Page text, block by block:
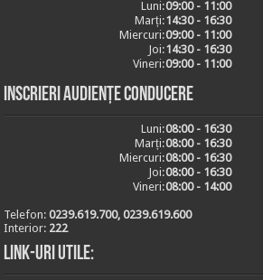
Luni:09:00 - 11:00
Marți:14:30 - 16:30
Miercuri:09:00 - 11:00
Joi:14:30 - 16:30
Vineri:09:00 - 11:00
Inscrieri audiențe conducere
Luni:08:00 - 16:30
Marți:08:00 - 16:30
Miercuri:08:00 - 16:30
Joi:08:00 - 16:30
Vineri:08:00 - 14:00
Telefon:0239.619.700, 0239.619.600
Interior: 222
Link-uri utile: